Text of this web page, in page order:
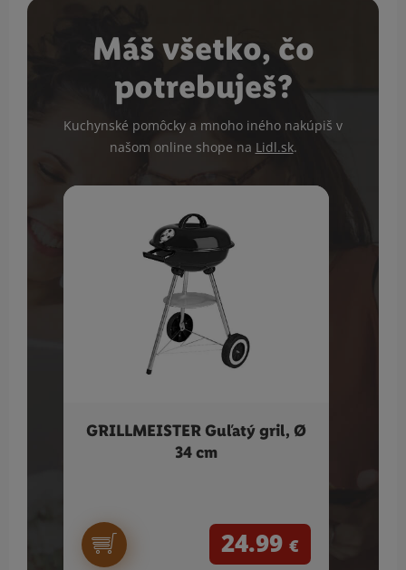
Máš všetko, čo
potrebuješ?
Kuchynské pomôcky a mnoho iného nakúpiš v
našom online shope na Lidl.sk.
GRILLMEISTER Guľatý gril, Ø
34 cm
24.99 €